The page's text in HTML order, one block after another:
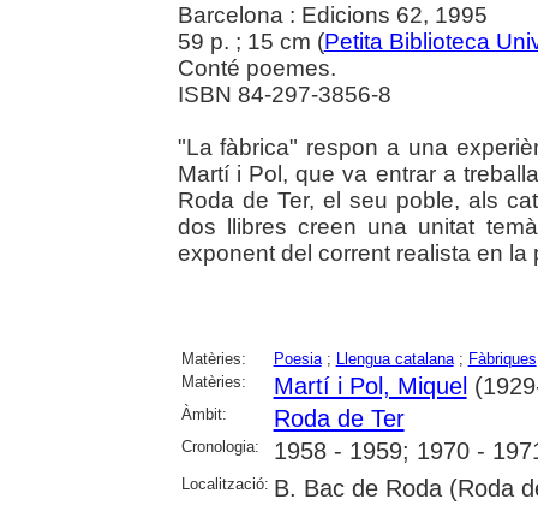
Barcelona : Edicions 62, 1995
59 p. ; 15 cm (Petita Biblioteca
Conté poemes.
ISBN 84-297-3856-8
"La fàbrica" respon a una
Martí i Pol, que va entrar a
Roda de Ter, el seu poble, als
dos llibres creen una unitat
exponent del corrent realista en la
Matèries: Poesia; Llengua catalana; Fàbriques
Matèries:
Martí i Pol, Miquel
Àmbit: Roda de Ter
Cronologia: 1958 - 1959; 1970 -
Localització: B. Bac de Roda (Roda